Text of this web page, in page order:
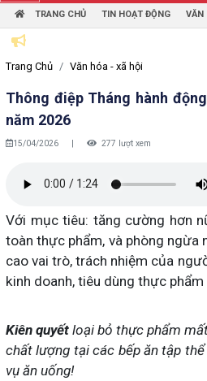
TRANG CHỦ TIN HOẠT ĐỘNG VĂN
Trang Chủ Văn hóa - xã hội
Thông điệp Tháng hành
năm 2026
15/04/2026 | 277 lượt xem
Với mục tiêu: tăng cường hơn
toàn thực phẩm, và phòng ngừa
cao vai trò, trách nhiệm của
kinh doanh, tiêu dùng thực
Kiên quyết loại bỏ thực phẩm
chất lượng tại các bếp ăn tập
vụ ăn uống!